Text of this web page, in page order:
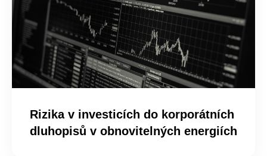
Rizika v investicích do korporátních
dluhopisů v obnovitelných energiích